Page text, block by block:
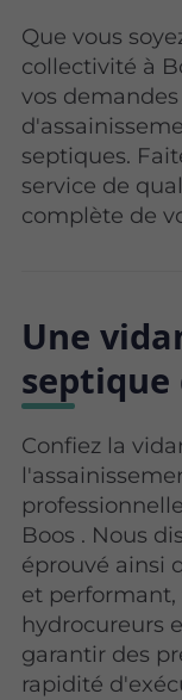
Que vous
collectivité à
vos
septiques.
service de
complète de
Une
Confiez la
Boos . Nous
éprouvé ainsi
et performant,
hydrocureurs
garantir des
rapidité